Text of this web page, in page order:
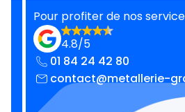
Pour profiter de nos
4.8/5
01 84 24 42 80
contact@metallerie-